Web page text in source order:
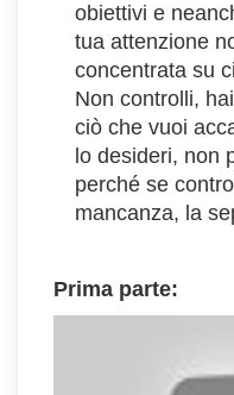
obiettivi e
tua attenzione
concentrata su
Non controlli,
ciò che vuoi
lo desideri, non
perché se
mancanza, la
Prima parte: